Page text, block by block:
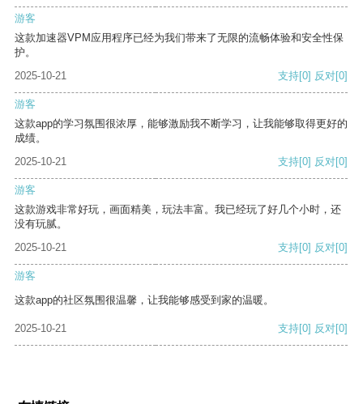
游客
这款加速器VPM应用程序已经为我们带来了无限的流畅体验和安全性保
护。
2025-10-21
支持[0] 反对[0]
游客
这款app的学习氛围很浓厚，能够激励我不断学习，让我能够取得更好的
成绩。
2025-10-21
支持[0] 反对[0]
游客
这款游戏非常好玩，画面精美，玩法丰富。我已经玩了好几个小时，还
没有玩腻。
2025-10-21
支持[0] 反对[0]
游客
这款app的社区氛围很温馨，让我能够感受到家的温暖。
2025-10-21 支持[0] 反对[0]